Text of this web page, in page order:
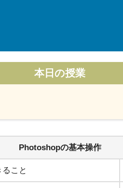
本日の授業
Photoshopの基本操作
ること